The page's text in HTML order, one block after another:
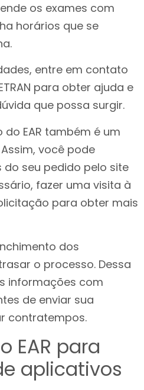
os exames com
horários que se
entre em contato
para obter ajuda e
que possa surgir.
EAR também é um
você pode
seu pedido pelo site
fazer uma visita à
para obter mais
dos
o processo. Dessa
informações com
de enviar sua
contratempos.
EAR para
aplicativos